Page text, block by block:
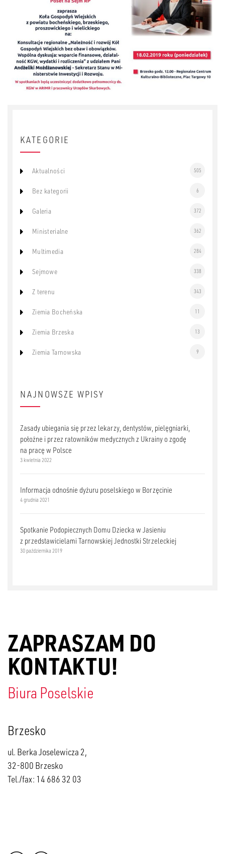
KATEGORIE
Aktualności 505
Bez kategorii 6
Galeria 372
Ministerialne 362
Multimedia 284
Sejmowe 338
Z terenu 343
Ziemia Bocheńska 11
Ziemia Brzeska 13
Ziemia Tarnowska 9
NAJNOWSZE WPISY
Zasady ubiegania się przez lekarzy, dentystów, pielęgniarki,
położne i przez ratowników medycznych z Ukrainy o zgodę
na pracę w Polsce
3 kwietnia 2022
Informacja odnośnie dyżuru poselskiego w Borzęcinie
4 grudnia 2021
Spotkanie Podopiecznych Domu Dziecka w Jasieniu
z przedstawicielami Tarnowskiej Jednostki Strzeleckiej
30 października 2019
ZAPRASZAM DO
KONTAKTU!
Biura Poselskie
Brzesko
ul. Berka Joselewicza 2,
32-800 Brzesko
Tel./fax: 14 686 32 03